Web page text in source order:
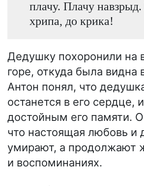
плачу. Плачу
хрипа, до крика!
Дедушку похоронили на
горе, откуда была видна
Антон понял, что
останется в его сердце,
достойным его памяти.
что настоящая любовь и
умирают, а продолжают
и воспоминаниях.